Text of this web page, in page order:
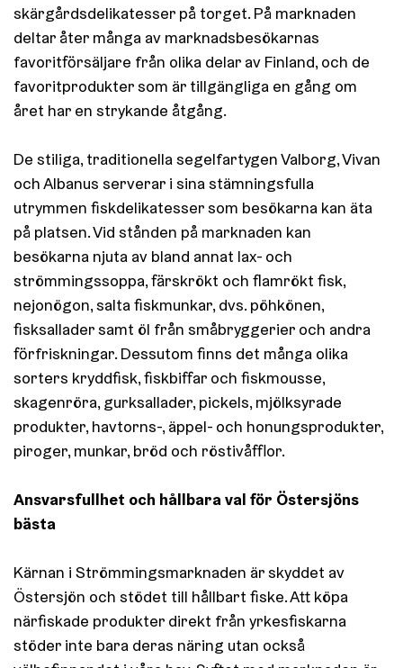
skärgårdsdelikatesser på torget. På marknaden
deltar åter många av marknadsbesökarnas
favoritförsäljare från olika delar av Finland, och de
favoritprodukter som är tillgängliga en gång om
året har en strykande åtgång.
De stiliga, traditionella segelfartygen Valborg, Vivan
och Albanus serverar i sina stämningsfulla
utrymmen fiskdelikatesser som besökarna kan äta
på platsen. Vid stånden på marknaden kan
besökarna njuta av bland annat lax- och
strömmingssoppa, färskrökt och flamrökt fisk,
nejonögon, salta fiskmunkar, dvs. pöhkönen,
fisksallader samt öl från småbryggerier och andra
förfriskningar. Dessutom finns det många olika
sorters kryddfisk, fiskbiffar och fiskmousse,
skagenröra, gurksallader, pickels, mjölksyrade
produkter, havtorns-, äppel- och honungsprodukter,
piroger, munkar, bröd och röstivåfflor.
Ansvarsfullhet och hållbara val för Östersjöns
bästa
Kärnan i Strömmingsmarknaden är skyddet av
Östersjön och stödet till hållbart fiske. Att köpa
närfiskade produkter direkt från yrkesfiskarna
stöder inte bara deras näring utan också